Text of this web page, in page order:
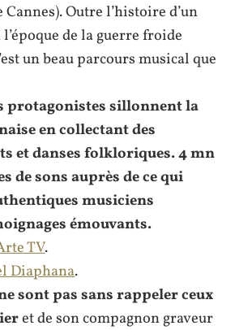
Cannes). Outre l’histoire d’un
de la guerre froide
un beau parcours musical que
protagonistes sillonnent la
en collectant des
et danses folkloriques. 4 mn
de sons auprès de ce qui
musiciens
émouvants.
TV.
Diaphana.
sont pas sans rappeler ceux
et de son compagnon graveur